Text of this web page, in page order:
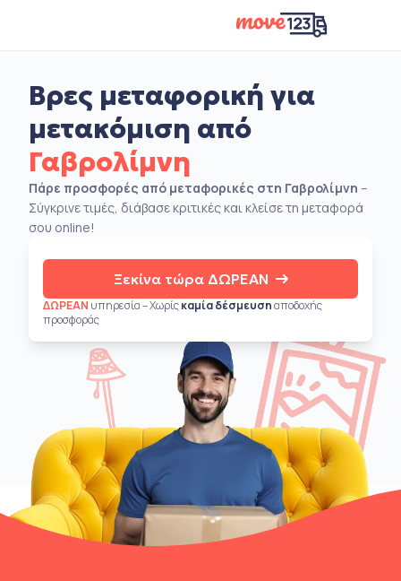
Βρες μεταφορική για
μετακόμιση από
Γαβρολίμνη
Πάρε προσφορές από μεταφορικές στη Γαβρολίμνη –
Σύγκρινε τιμές, διάβασε κριτικές και κλείσε τη μεταφορά
σου online!
Ξεκίνα τώρα ΔΩΡΕΑΝ
ΔΩΡΕΑΝ υπηρεσία – Χωρίςκαμία δέσμευσηαποδοχής
προσφοράς